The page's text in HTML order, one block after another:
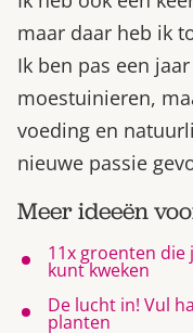
maar daar heb ik
Ik ben pas een
moestuinieren,
voeding en
nieuwe passie
Meer ideeën
11x groenten die
kunt kweken
De lucht in! Vul
planten